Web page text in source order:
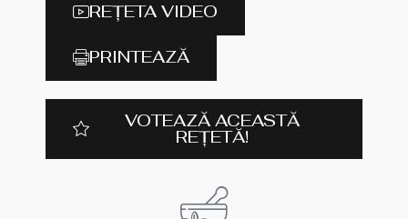
REȚETA VIDEO
PRINTEAZĂ
VOTEAZĂ ACEASTĂ
REȚETĂ!